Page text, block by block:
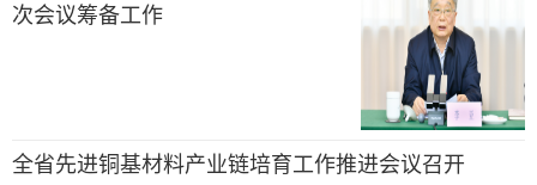
次会议筹备工作
全省先进铜基材料产业链培育工作推进会议召开